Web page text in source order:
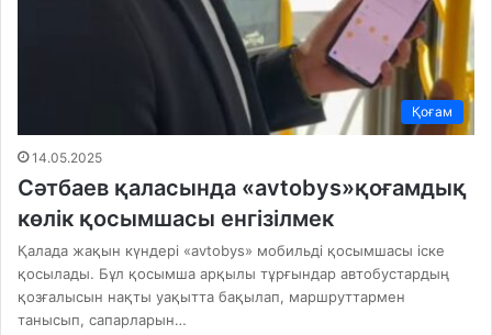
Қоғам
14.05.2025
Сәтбаев қаласында «avtobys»қоғамдық
көлік қосымшасы енгізілмек
Қалада жақын күндері «avtobys» мобильді қосымшасы іске
қосылады. Бұл қосымша арқылы тұрғындар автобустардың
қозғалысын нақты уақытта бақылап, маршруттармен
танысып, сапарларын…